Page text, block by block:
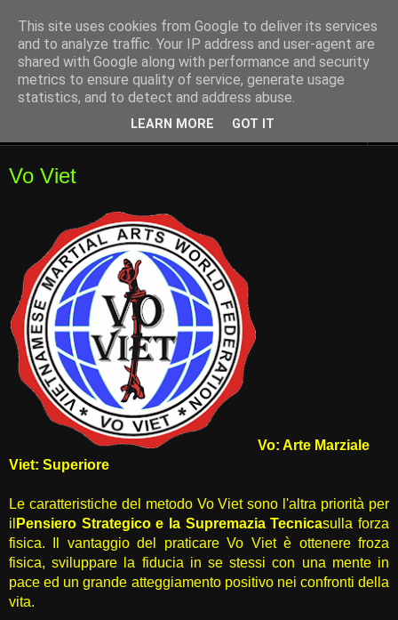
Vo Viet
Vo: Arte Marziale
Viet: Superiore
Le caratteristiche del metodo Vo Viet sono l'altra priorità per
il Pensiero Strategico e la Supremazia Tecnicasulla forza
fisica. Il vantaggio del praticare Vo Viet è ottenere froza
fisica, sviluppare la fiducia in se stessi con una mente in
pace ed un grande atteggiamento positivo nei confronti della
vita.
This site uses cookies from Google to deliver its services
and to analyze traffic. Your IP address and user-agent are
shared with Google along with performance and security
metrics to ensure quality of service, generate usage
statistics, and to detect and address abuse.
LEARN MORE GOT IT